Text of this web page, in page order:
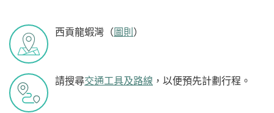
西貢龍蝦灣（圖則）
請搜尋交通工具及路線 ，以便預先計劃行程。